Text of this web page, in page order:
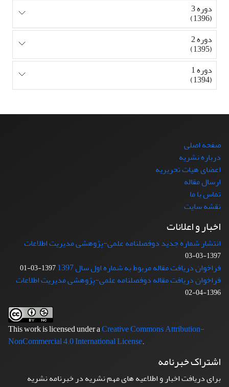
دوره 3
(1396)
دوره 2
(1395)
دوره 1
(1394)
صفحه اصلی
درباره نشریه
اعضای هیات تحریریه
ارسال مقاله
تماس با ما
نقشه سایت
اخبار و اعلانات
انتشار شماره جدید دوفصلنامه علمی-پژوهشی مدیریت اطلاعات
1397-03-03
فراخوان دریافت مقاله مربوط به شماره اول سال 1397 1397-03-01
فراخوان دریافت مقاله دوفصلنامه علمی-پژوهشی مدیریت اطلاعات
1396-04-02
This work is licensed under aCreative Commons Attribution-
NonCommercial 4.0 International License.
اشتراک خبرنامه
برای دریافت اخبار و اطلاعیه های مهم نشریه در خبرنامه نشریه